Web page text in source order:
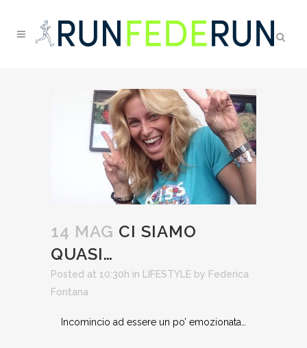
14 MAG CI SIAMO
QUASI…
Posted at 10:30h in LIFESTYLE by Federica
Fontana
Incomincio ad essere un po’ emozionata…